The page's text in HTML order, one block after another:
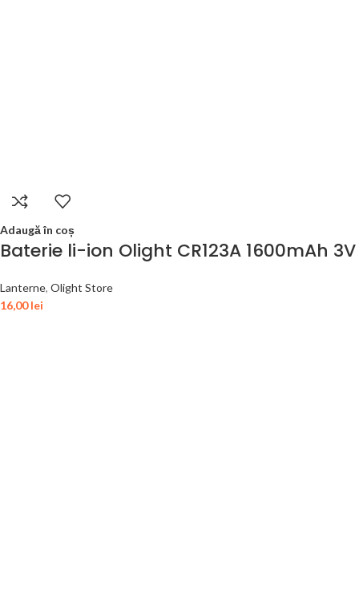
Adaugă în coș
Baterie li-ion Olight CR123A 1600mAh 3V
Lanterne, Olight Store
16,00lei